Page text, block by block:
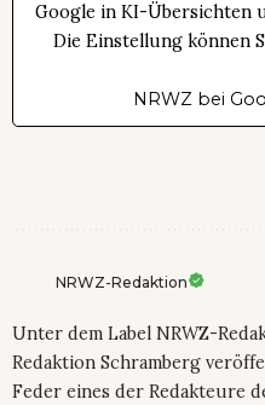
Google in KI-Übersichten
Die Einstellung können
NRWZ bei
NRWZ-Redaktion
Unter dem Label NRWZ-
Redaktion Schramberg
Feder eines der Redakteure